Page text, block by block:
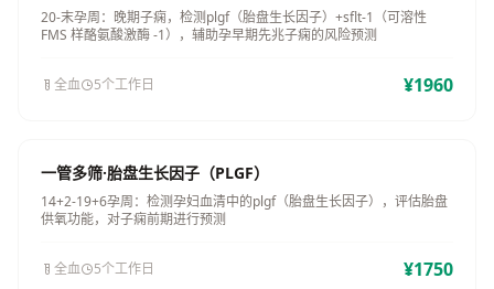
20-末孕周：晚期子痫，检测plgf（胎盘生长因子）+sflt-1（可溶性
FMS 样酪氨酸激酶 -1），辅助孕早期先兆子痫的风险预测
全血 5个工作日 ¥1960
一管多筛·胎盘生长因子（PLGF）
14+2-19+6孕周：检测孕妇血清中的plgf（胎盘生长因子），评估胎盘
供氧功能，对子痫前期进行预测
全血 5个工作日 ¥1750